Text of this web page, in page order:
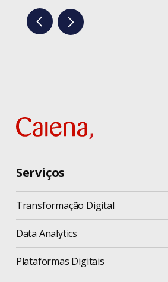
Serviços
Transformação Digital
Data Analytics
Plataformas Digitais